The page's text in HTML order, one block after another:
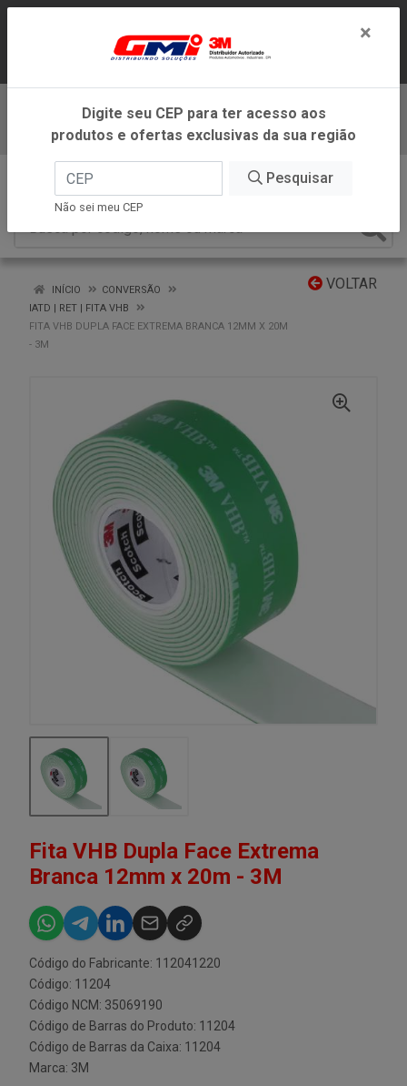
ATENDIMENTO DENTRO DO ESTADO DE
MINAS GERAIS.
Baixe já nosso APP
VOLTAR
INÍCIO
CONVERSÃO
IATD | RET | FITA VHB
FITA VHB DUPLA FACE EXTREMA BRANCA 12MM X 20M
- 3M
Fita VHB Dupla Face Extrema
Branca 12mm x 20m - 3M
Código do Fabricante: 112041220
Código: 11204
Código NCM: 35069190
Código de Barras do Produto: 11204
Código de Barras da Caixa: 11204
Marca: 3M
×
Digite seu CEP para ter acesso aos
produtos e ofertas exclusivas da sua região
Pesquisar
Não sei meu CEP